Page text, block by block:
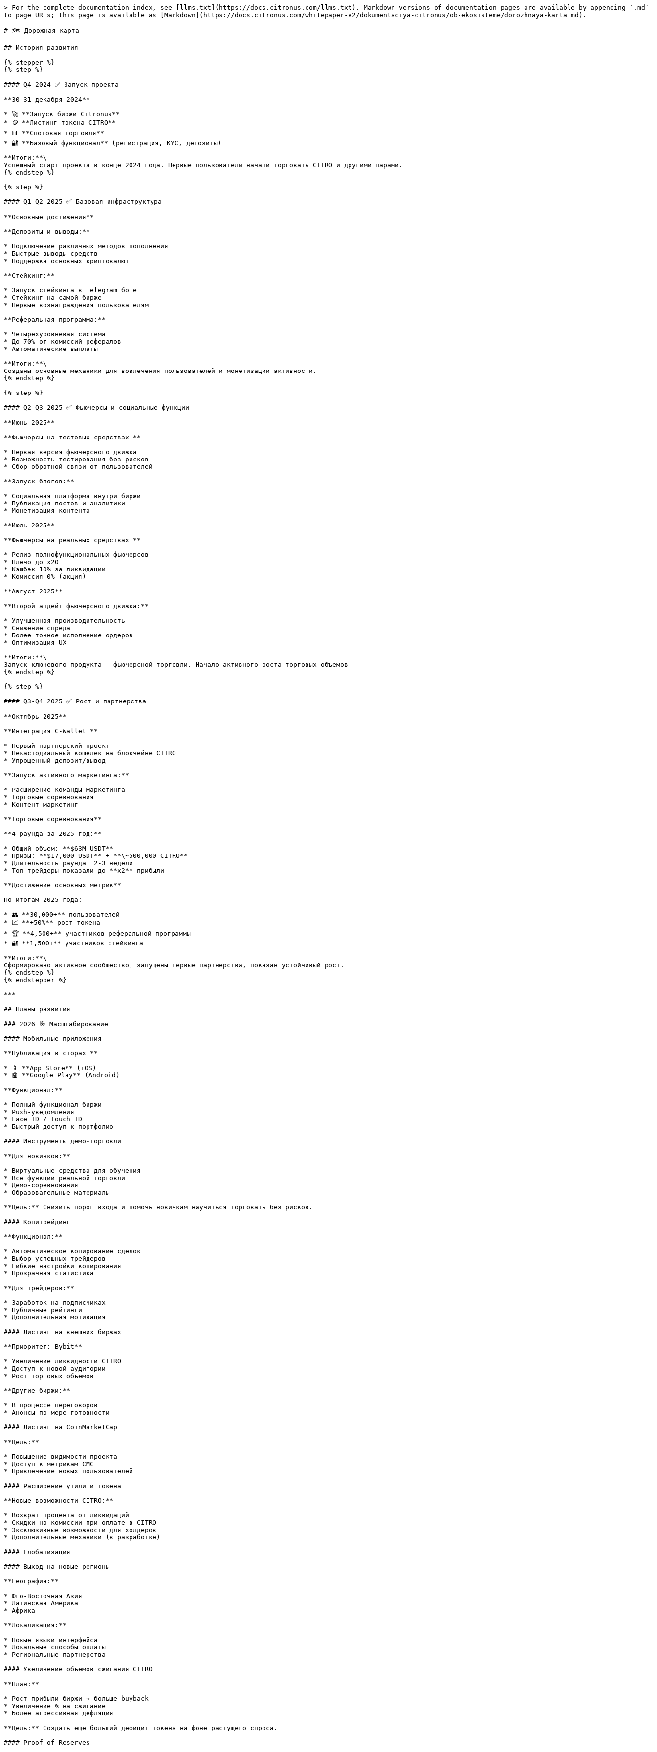
> For the complete documentation index, see [llms.txt](https://docs.citronus.com/llms.txt). Markdown versions of documentation pages are available by appending `.md`
to page URLs; this page is available as [Markdown](https://docs.citronus.com/whitepaper-v2/dokumentaciya-citronus/ob-ekosisteme/dorozhnaya-karta.md).
# 🗺️ Дорожная карта
## История развития
{% stepper %}
{% step %}
#### Q4 2024 ✅ Запуск проекта
**30-31 декабря 2024**
* 🚀 **Запуск биржи Citronus**
* 🪙 **Листинг токена CITRO**
* 📊 **Спотовая торговля**
* 🔐 **Базовый функционал** (регистрация, KYC, депозиты)
**Итоги:**\
Успешный старт проекта в конце 2024 года. Первые пользователи начали торговать CITRO и другими парами.
{% endstep %}
{% step %}
#### Q1-Q2 2025 ✅ Базовая инфраструктура
**Основные достижения**
**Депозиты и выводы:**
* Подключение различных методов пополнения
* Быстрые выводы средств
* Поддержка основных криптовалют
**Стейкинг:**
* Запуск стейкинга в Telegram боте
* Стейкинг на самой бирже
* Первые вознаграждения пользователям
**Реферальная программа:**
* Четырехуровневая система
* До 70% от комиссий рефералов
* Автоматические выплаты
**Итоги:**\
Созданы основные механики для вовлечения пользователей и монетизации активности.
{% endstep %}
{% step %}
#### Q2-Q3 2025 ✅ Фьючерсы и социальные функции
**Июнь 2025**
**Фьючерсы на тестовых средствах:**
* Первая версия фьючерсного движка
* Возможность тестирования без рисков
* Сбор обратной связи от пользователей
**Запуск блогов:**
* Социальная платформа внутри биржи
* Публикация постов и аналитики
* Монетизация контента
**Июль 2025**
**Фьючерсы на реальных средствах:**
* Релиз полнофункциональных фьючерсов
* Плечо до x20
* Кэшбэк 10% за ликвидации
* Комиссия 0% (акция)
**Август 2025**
**Второй апдейт фьючерсного движка:**
* Улучшенная производительность
* Снижение спреда
* Более точное исполнение ордеров
* Оптимизация UX
**Итоги:**\
Запуск ключевого продукта - фьючерсной торговли. Начало активного роста торговых объемов.
{% endstep %}
{% step %}
#### Q3-Q4 2025 ✅ Рост и партнерства
**Октябрь 2025**
**Интеграция C-Wallet:**
* Первый партнерский проект
* Некастодиальный кошелек на блокчейне CITRO
* Упрощенный депозит/вывод
**Запуск активного маркетинга:**
* Расширение команды маркетинга
* Торговые соревнования
* Контент-маркетинг
**Торговые соревнования**
**4 раунда за 2025 год:**
* Общий объем: **$63M USDT**
* Призы: **$17,000 USDT** + **\~500,000 CITRO**
* Длительность раунда: 2-3 недели
* Топ-трейдеры показали до **x2** прибыли
**Достижение основных метрик**
По итогам 2025 года:
* 👥 **30,000+** пользователей
* 📈 **+50%** рост токена
* 🏆 **4,500+** участников реферальной программы
* 🔐 **1,500+** участников стейкинга
**Итоги:**\
Сформировано активное сообщество, запущены первые партнерства, показан устойчивый рост.
{% endstep %}
{% endstepper %}
***
## Планы развития
### 2026 🎯 Масштабирование
#### Мобильные приложения
**Публикация в сторах:**
* 📱 **App Store** (iOS)
* 🤖 **Google Play** (Android)
**Функционал:**
* Полный функционал биржи
* Push-уведомления
* Face ID / Touch ID
* Быстрый доступ к портфолио
#### Инструменты демо-торговли
**Для новичков:**
* Виртуальные средства для обучения
* Все функции реальной торговли
* Демо-соревнования
* Образовательные материалы
**Цель:** Снизить порог входа и помочь новичкам научиться торговать без рисков.
#### Копитрейдинг
**Функционал:**
* Автоматическое копирование сделок
* Выбор успешных трейдеров
* Гибкие настройки копирования
* Прозрачная статистика
**Для трейдеров:**
* Заработок на подписчиках
* Публичные рейтинги
* Дополнительная мотивация
#### Листинг на внешних биржах
**Приоритет: Bybit**
* Увеличение ликвидности CITRO
* Доступ к новой аудитории
* Рост торговых объемов
**Другие биржи:**
* В процессе переговоров
* Анонсы по мере готовности
#### Листинг на CoinMarketCap
**Цель:**
* Повышение видимости проекта
* Доступ к метрикам CMC
* Привлечение новых пользователей
#### Расширение утилити токена
**Новые возможности CITRO:**
* Возврат процента от ликвидаций
* Скидки на комиссии при оплате в CITRO
* Эксклюзивные возможности для холдеров
* Дополнительные механики (в разработке)
#### Глобализация
#### Выход на новые регионы
**География:**
* Юго-Восточная Азия
* Латинская Америка
* Африка
**Локализация:**
* Новые языки интерфейса
* Локальные способы оплаты
* Региональные партнерства
#### Увеличение объемов сжигания CITRO
**План:**
* Рост прибыли биржи → больше buyback
* Увеличение % на сжигание
* Более агрессивная дефляция
**Цель:** Создать еще больший дефицит токена на фоне растущего спроса.
#### Proof of Reserves